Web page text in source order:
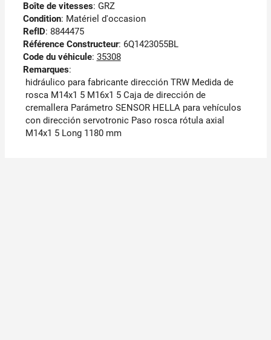
Boîte de vitesses: GRZ
Condition: Matériel d'occasion
RefID: 8844475
Référence Constructeur: 6Q1423055BL
Code du véhicule: 35308
Remarques:
hidráulico para fabricante dirección TRW Medida de
rosca M14x1 5 M16x1 5 Caja de dirección de
cremallera Parámetro SENSOR HELLA para vehículos
con dirección servotronic Paso rosca rótula axial
M14x1 5 Long 1180 mm